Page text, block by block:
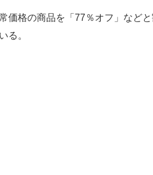
価格の商品を「77％オフ」など
る。